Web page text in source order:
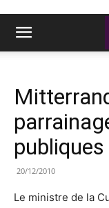
20/12/2010
Le ministre de la